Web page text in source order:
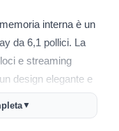
interna è un
da 6,1 pollici. La
e streaming
design elegante e
▼